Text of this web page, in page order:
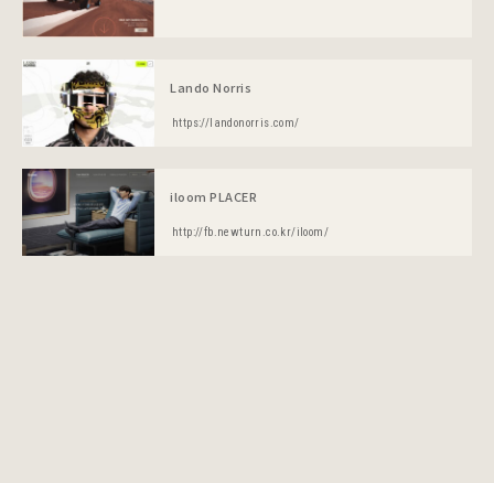
Lando Norris
https://landonorris.com/
iloom PLACER
http://fb.newturn.co.kr/iloom/